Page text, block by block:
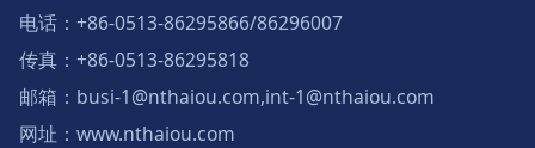
电话：+86-0513-86295866/86296007
传真：+86-0513-86295818
邮箱：busi-1@nthaiou.com,int-1@nthaiou.com
网址：www.nthaiou.com